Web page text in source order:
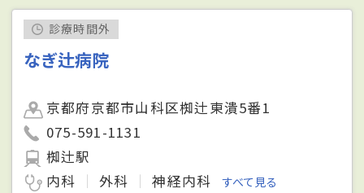
診療時間外
なぎ辻病院
京都府京都市山科区椥辻東潰5番1
075-591-1131
椥辻駅
内科
外科 神経内科 すべて見る